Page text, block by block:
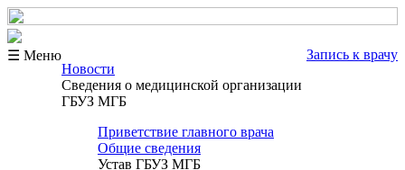
☰ Меню
Запись к врачу
Новости
Сведения о медицинской организации
ГБУЗ МГБ
Приветствие главного врача
Общие сведения
Устав ГБУЗ МГБ